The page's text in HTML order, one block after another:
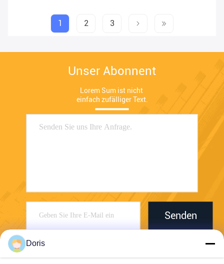
1 2 3
Unser Abonnent
Lorem Sum ist nicht
einfach zufälliger Text.
Senden
Doris